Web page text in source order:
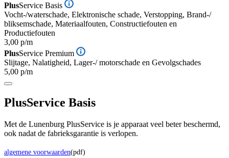
PlusService Basis
Vocht-/waterschade, Elektronische schade, Verstopping, Brand-/
bliksemschade, Materiaalfouten, Constructiefouten en
Productiefouten
3,00 p/m
PlusService Premium
Slijtage, Nalatigheid, Lager-/ motorschade en Gevolgschades
5,00 p/m
PlusService Basis
Met de Lunenburg PlusService is je apparaat veel beter beschermd,
ook nadat de fabrieksgarantie is verlopen.
algemene voorwaarden(pdf)